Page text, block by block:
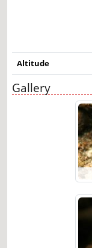
Altitude
Gallery